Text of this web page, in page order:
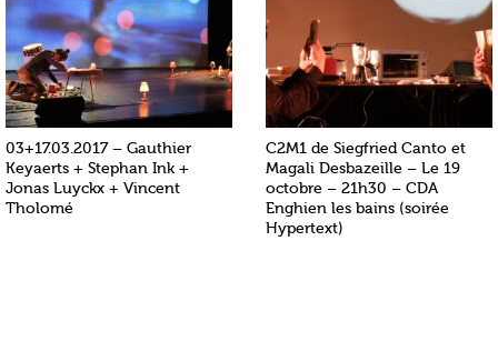
03+17.03.2017 – Gauthier
Keyaerts + Stephan Ink +
Jonas Luyckx + Vincent
Tholomé
C2M1 de Siegfried Canto et
Magali Desbazeille – Le 19
octobre – 21h30 – CDA
Enghien les bains (soirée
Hypertext)